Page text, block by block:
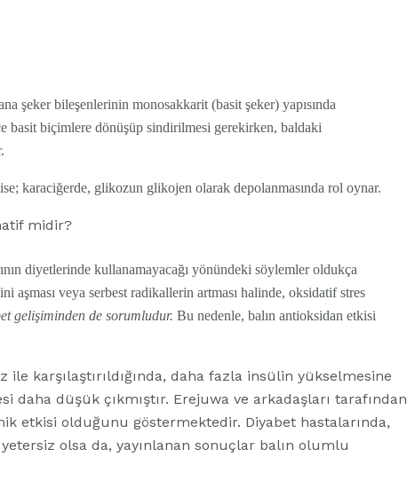
şeker bileşenlerinin monosakkarit (basit şeker) yapısında
basit biçimlere dönüşüp sindirilmesi gerekirken, baldaki
karaciğerde, glikozun glikojen olarak depolanmasında rol oynar.
midir?
diyetlerinde kullanamayacağı yönündeki söylemler oldukça
aşması veya serbest radikallerin artması halinde, oksidatif stres
gelişiminden de sorumludur. Bu nedenle, balın antioksidan etkisi
ile karşılaştırıldığında, daha fazla insülin yükselmesine
düşük çıkmıştır. Erejuwa ve arkadaşları tarafından
etkisi olduğunu göstermektedir. Diyabet hastalarında,
olsa da, yayınlanan sonuçlar balın olumlu